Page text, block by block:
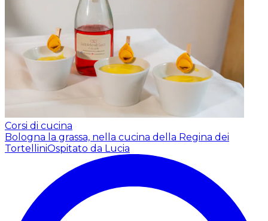
Corsi di cucina
Bologna la grassa, nella cucina della Regina dei
TortelliniOspitato da Lucia